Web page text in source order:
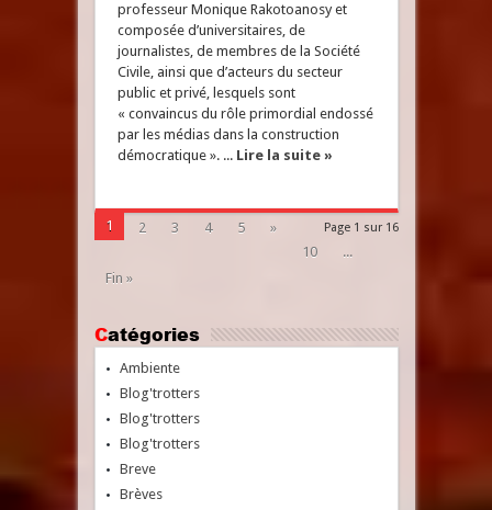
professeur Monique Rakotoanosy et
composée d’universitaires, de
journalistes, de membres de la Société
Civile, ainsi que d’acteurs du secteur
public et privé, lesquels sont
« convaincus du rôle primordial endossé
par les médias dans la construction
démocratique ». ... Lire la suite »
Page 1 sur 16
1 2 3 4 5
»
10
...
Fin »
Catégories
Ambiente
Blog'trotters
Blog'trotters
Blog'trotters
Breve
Brèves